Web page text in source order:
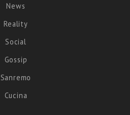
News
Reality
Social
Gossip
Sanremo
Cucina